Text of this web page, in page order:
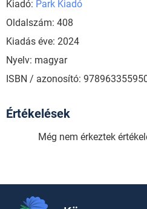
Kiadó: Park Kiadó
Oldalszám: 408
Kiadás éve: 2024
Nyelv: magyar
ISBN / azonosító:
Értékelések
Még nem érkeztek